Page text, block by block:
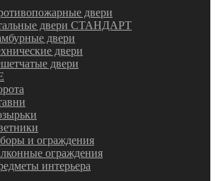
двери
двери СТАНДАРТ
двери
двери
двери
и ограждения
ограждения
интерьера